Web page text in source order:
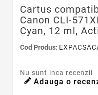
Cartus
Canon CLI-
Cyan, 12 ml,
Cod Produs:
Nu sunt inca recenzii
Adauga o